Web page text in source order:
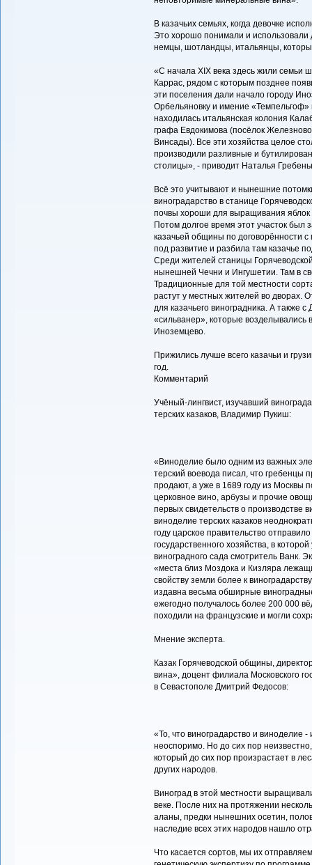
В казачьих семьях, когда девочке
Это хорошо понимали и
немцы, шотландцы, итальянцы,
«С начала XIX века здесь жили семьи
Каррас, рядом с которым позднее
эти поселения дали начало городу
Орбельяновку и имение
находилась итальянская колония
графа Евдокимова (посёлок
Винсады). Все эти хозяйства целое
производили разливные и
столицы», - приводит Наталья
Всё это учитывают и нынешние
виноградарство в станице
почвы хороши для выращивания яблок
Потом долгое время этот участок был
казачьей общины по договорённости
под развитие и разбила там казачье
Среди жителей станицы
нынешней Чечни и Ингушетии. Там в
Традиционные для той местности
растут у местных жителей во дворах.
для казачьего виноградника. А также
«сильванер», которые
Иноземцево.
Прижились лучше всего казачьи и
год.
Комментарий
Учёный-лингвист, изучавший
терских казаков, Владимир Пукиш:
«Виноделие было одним из важных
терский воевода писал, что гребенцы
продают, а уже в 1689 году из Москвы
церковное вино, арбузы и прочие
первых свидетельств о производстве
виноделие терских казаков
году царское правительство
государственного хозяйства, в
виноградного сада смотритель Ванк.
«места близ Моздока и Кизляра
свойству земли более к
издавна весьма обширные
ежегодно получалось более 200 000
походили на французские и могли
Мнение эксперта.
Казак Горячеводской общины,
вина», доцент филиала Московского
в Севастополе Дмитрий Федосов:
«То, что виноградарство и виноделие -
неоспоримо. Но до сих пор
который до сих пор произрастает в
других народов.
Виноград в этой местности
веке. После них на протяжении
аланы, предки нынешних осетин,
наследие всех этих народов нашло
Что касается сортов, мы их